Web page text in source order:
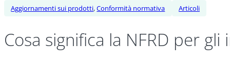
Aggiornamenti sui prodotti,Conformità normativa Articoli
Cosa significa la NFRD per